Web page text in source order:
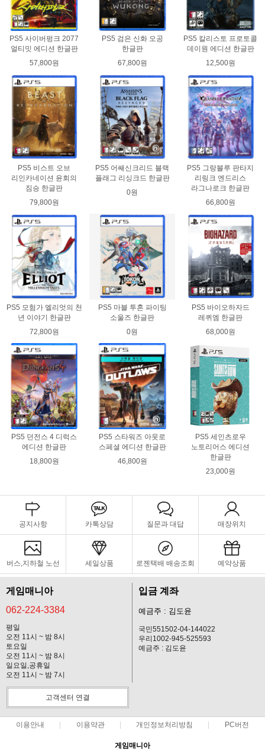
PS5 사이버펑크 2077
얼티밋 에디션 한글판
57,800원
PS5 검은 신화 오공
한글판
67,800원
PS5 칼리스토 프로토콜
데이원 에디션 한글판
12,500원
PS5 비스트 오브
리인카네이션 윤회의
짐승 한글판
79,800원
PS5 어쌔신크리드 블랙
플래그 리싱크드 한글판
0원
PS5 그랑블루 판타지
리링크 엔드리스
라그나로크 한글판
66,800원
PS5 모험가 엘리엇의 천
년 이야기 한글판
72,800원
PS5 마블 투혼 파이팅
소울즈 한글판
0원
PS5 바이오하자드
레퀴엠 한글판
68,000원
PS5 던전스 4 디럭스
에디션 한글판
18,800원
PS5 스타워즈 아웃로
스페셜 에디션 한글판
46,800원
PS5 세인츠로우
노토리어스 에디션
한글판
23,000원
공지사항 카톡상담 질문과 대답 매장위치
버스,지하철 노선 세일상품 로젠택배 배송조회 예약상품
게임매니아
062-224-3384
평일
오전 11시 ~ 밤 8시
토요일
오전 11시 ~ 밤 8시
일요일,공휴일
오전 11시 ~ 밤 7시
입금 계좌
예금주 : 김도윤
국민551502-04-144022
우리1002-945-525593
예금주 : 김도윤
고객센터 연결
이용안내 이용약관 개인정보처리방침 PC버전
게임매니아